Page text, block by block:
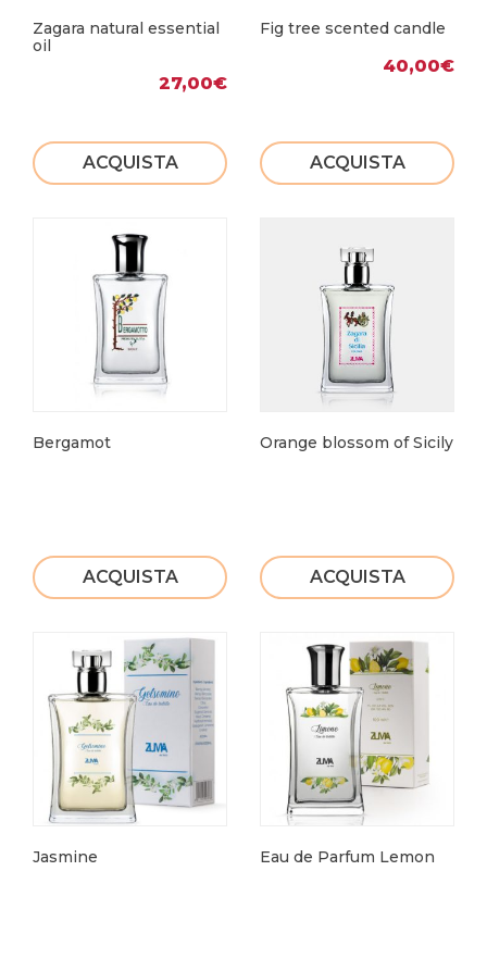
Zagara natural essential
oil
27,00€
ACQUISTA
Fig tree scented candle
40,00€
ACQUISTA
Bergamot
ACQUISTA
Orange blossom of Sicily
ACQUISTA
Jasmine Eau de Parfum Lemon